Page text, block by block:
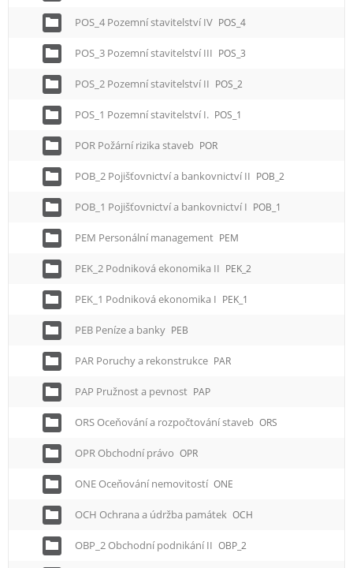
POS_4 Pozemní stavitelství IV POS_4
POS_3 Pozemní stavitelství III POS_3
POS_2 Pozemní stavitelství II POS_2
POS_1 Pozemní stavitelství I. POS_1
POR Požární rizika staveb POR
POB_2 Pojišťovnictví a bankovnictví II POB_2
POB_1 Pojišťovnictví a bankovnictví I POB_1
PEM Personální management PEM
PEK_2 Podniková ekonomika II PEK_2
PEK_1 Podniková ekonomika I PEK_1
PEB Peníze a banky PEB
PAR Poruchy a rekonstrukce PAR
PAP Pružnost a pevnost PAP
ORS Oceňování a rozpočtování staveb ORS
OPR Obchodní právo OPR
ONE Oceňování nemovitostí ONE
OCH Ochrana a údržba památek OCH
OBP_2 Obchodní podnikání II OBP_2